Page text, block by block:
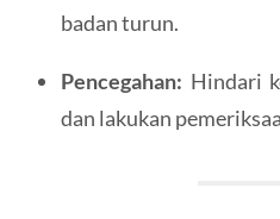
badan turun.
Pencegahan: Hindari
dan lakukan